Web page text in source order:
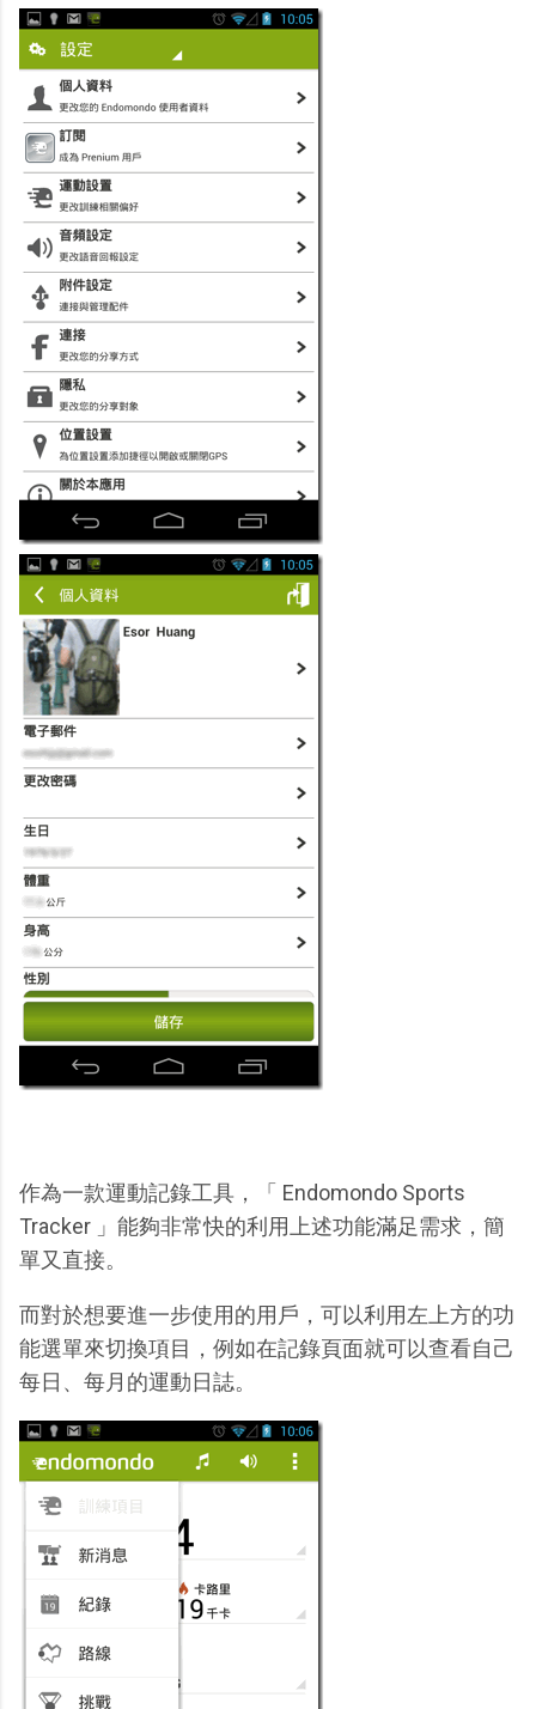
作為一款運動記錄工具，「 Endomondo Sports
Tracker 」能夠非常快的利用上述功能滿足需求，簡
單又直接。
而對於想要進一步使用的用戶，可以利用左上方的功
能選單來切換項目，例如在記錄頁面就可以查看自己
每日、每月的運動日誌。